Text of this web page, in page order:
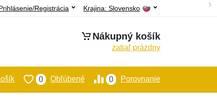
Krajina: Slovensko
Registrácia
Nákupný košík
zatiaľ prázdny
0 Porovnanie
0 Obľúbené